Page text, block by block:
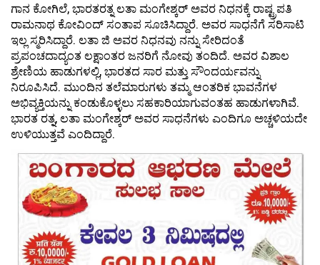
ಗಾನ ಕೋಗಿಲೆ, ಭಾರತರತ್ನ ಲತಾ ಮಂಗೇಶ್ಕರ್ ಅವರ ನಿಧನಕ್ಕೆ ರಾಷ್ಟ್ರಪತಿ
ರಾಮನಾಥ ಕೋವಿಂದ್ ಸಂತಾಪ ಸೂಚಿಸಿದ್ದಾರೆ. ಅವರ ಸಾಧನೆಗೆ ಸರಿಸಾಟಿ
ಇಲ್ಲ ಸ್ಮರಿಸಿದ್ದಾರೆ. ಲತಾ ಜಿ ಅವರ ನಿಧನವು ನನ್ನು ಸೇರಿದಂತೆ
ಪ್ರಪಂಚದಾದ್ಯಂತ ಲಕ್ಷಾಂತರ ಜನರಿಗೆ ನೋವು ತಂದಿದೆ. ಅವರ ವಿಶಾಲ
ಶ್ರೇಣಿಯ ಹಾಡುಗಳಲ್ಲಿ, ಭಾರತದ ಸಾರ ಮತ್ತು ಸೌಂದರ್ಯವನ್ನು
ನಿರೂಪಿಸಿದೆ. ಮುಂದಿನ ತಲೆಮಾರುಗಳು ತಮ್ಮ ಆಂತರಿಕ ಭಾವನೆಗಳ
ಅಭಿವ್ಯಕ್ತಿಯನ್ನು ಕಂಡುಕೊಳ್ಳಲು ಸಹಕಾರಿಯಾಗುವಂತಹ ಹಾಡುಗಳಾಗಿವೆ.
ಭಾರತ ರತ್ನ, ಲತಾ ಮಂಗೇಶ್ಕರ್ ಅವರ ಸಾಧನೆಗಳು ಎಂದಿಗೂ ಅಚ್ಚಳಿಯದೇ
ಉಳಿಯುತ್ತವೆ ಎಂದಿದ್ದಾರೆ.